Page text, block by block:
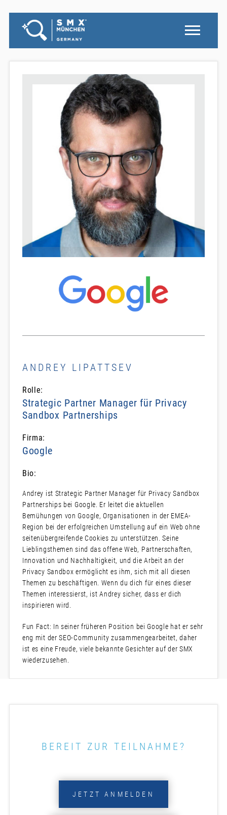
ANDREY LIPATTSEV
Rolle:
Strategic Partner Manager für Privacy
Sandbox Partnerships
Firma:
Google
Bio:
Andrey ist Strategic Partner Manager für Privacy Sandbox
Partnerships bei Google. Er leitet die aktuellen
Bemühungen von Google, Organisationen in der EMEA-
Region bei der erfolgreichen Umstellung auf ein Web ohne
seitenübergreifende Cookies zu unterstützen. Seine
Lieblingsthemen sind das offene Web, Partnerschaften,
Innovation und Nachhaltigkeit, und die Arbeit an der
Privacy Sandbox ermöglicht es ihm, sich mit all diesen
Themen zu beschäftigen. Wenn du dich für eines dieser
Themen interessierst, ist Andrey sicher, dass er dich
inspirieren wird.
Fun Fact: In seiner früheren Position bei Google hat er sehr
eng mit der SEO-Community zusammengearbeitet, daher
ist es eine Freude, viele bekannte Gesichter auf der SMX
wiederzusehen.
BEREIT ZUR TEILNAHME?
JETZT ANMELDEN